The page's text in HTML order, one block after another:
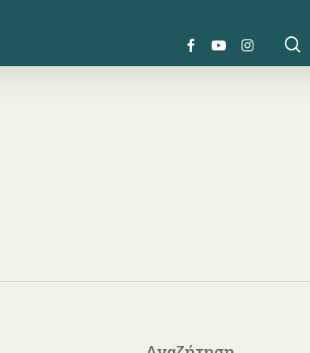
FACEBOOK
YOUTUBEINSTAGRAM